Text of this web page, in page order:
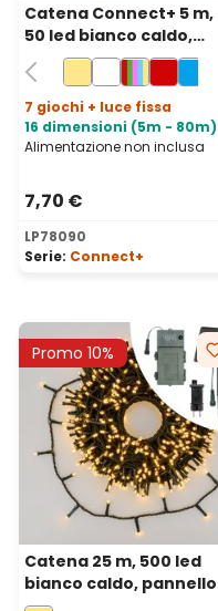
Catena Connect+ 5 m,
50 led bianco caldo,
cavo verde,
prolungabile
7 giochi + luce fissa
16 dimensioni (5m - 80m)
Alimentazione non inclusa
7,70 €
LP78090
Serie: Connect+
Promo 10%
Catena 25 m, 500 led
bianco caldo, pannello
solare, trasformatore e